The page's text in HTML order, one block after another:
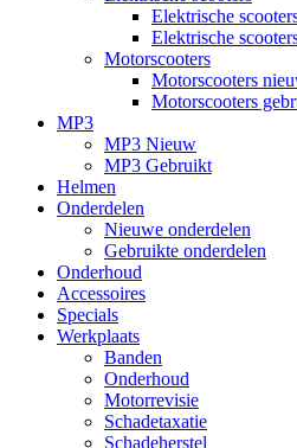
Elektrische
Elektrische
Motorscooters
Motorscooters
Motorscooters
MP3
MP3 Nieuw
MP3 Gebruikt
Helmen
Onderdelen
Nieuwe onderdelen
Gebruikte onderdelen
Onderhoud
Accessoires
Specials
Werkplaats
Banden
Onderhoud
Motorrevisie
Schadetaxatie
Schadeherstel